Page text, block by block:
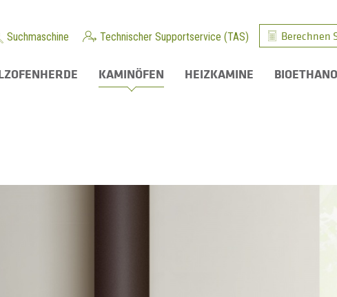
Suchmaschine Technischer Supportservice (TAS) Berechnen
KAMINÖFEN HEIZKAMINE